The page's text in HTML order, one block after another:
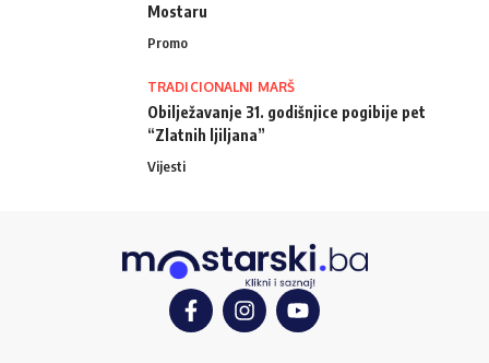
Mostaru
Promo
TRADICIONALNI MARŠ
Obilježavanje 31. godišnjice pogibije pet
“Zlatnih ljiljana”
Vijesti